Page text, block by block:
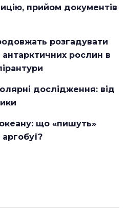
прийом документів
розгадувати
рослин в
дослідження: від
що «пишуть»